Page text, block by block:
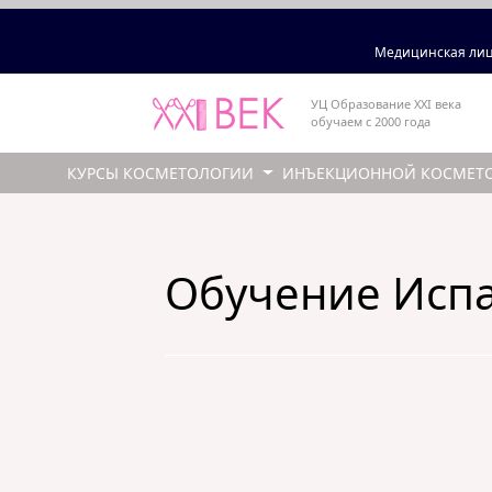
Медицинская
УЦ Образование XXI века
обучаем с 2000 года
КУРСЫ КОСМЕТОЛОГИИ ИНЪЕКЦИОННОЙ
Обучение